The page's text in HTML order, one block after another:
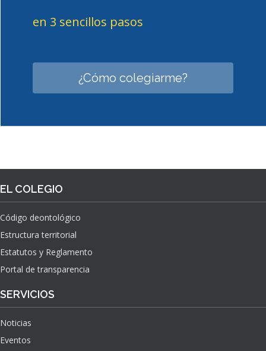
en 3 sencillos pasos
¿Cómo colegiarme?
EL COLEGIO
Código deontológico
Estructura territorial
Estatutos y Reglamento
Portal de transparencia
SERVICIOS
Noticias
Eventos